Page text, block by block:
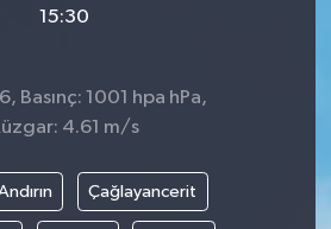
15:30
Basınç: 1001 hpa hPa,
4.61 m/s
Çağlayancerit